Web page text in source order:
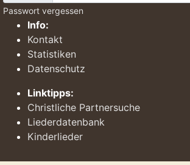
Passwort vergessen
Info:
Kontakt
Statistiken
Datenschutz
Linktipps:
Christliche Partnersuche
Liederdatenbank
Kinderlieder